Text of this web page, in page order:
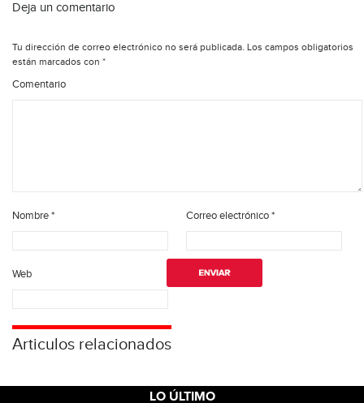
Deja un comentario
Tu dirección de correo electrónico no será publicada. Los campos obligatorios
están marcados con *
Comentario
Nombre* Correo electrónico*
Web
Articulos relacionados
LO ÚLTIMO